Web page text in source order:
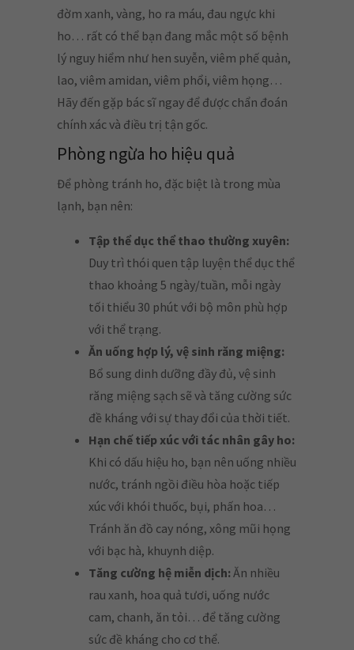
đờm xanh, vàng, ho ra máu, đau ngực khi
ho… rất có thể bạn đang mắc một số bệnh
lý nguy hiểm như hen suyễn, viêm phế quản,
lao, viêm amidan, viêm phổi, viêm họng…
Hãy đến gặp bác sĩ ngay để được chẩn đoán
chính xác và điều trị tận gốc.
Phòng ngừa ho hiệu quả
Để phòng tránh ho, đặc biệt là trong mùa
lạnh, bạn nên:
Tập thể dục thể thao thường xuyên:
Duy trì thói quen tập luyện thể dục thể
thao khoảng 5 ngày/tuần, mỗi ngày
tối thiểu 30 phút với bộ môn phù hợp
với thể trạng.
Ăn uống hợp lý, vệ sinh răng miệng:
Bổ sung dinh dưỡng đầy đủ, vệ sinh
răng miệng sạch sẽ và tăng cường sức
đề kháng với sự thay đổi của thời tiết.
Hạn chế tiếp xúc với tác nhân gây ho:
Khi có dấu hiệu ho, bạn nên uống nhiều
nước, tránh ngồi điều hòa hoặc tiếp
xúc với khói thuốc, bụi, phấn hoa…
Tránh ăn đồ cay nóng, xông mũi họng
với bạc hà, khuynh diệp.
Tăng cường hệ miễn dịch: Ăn nhiều
rau xanh, hoa quả tươi, uống nước
cam, chanh, ăn tỏi… để tăng cường
sức đề kháng cho cơ thể.